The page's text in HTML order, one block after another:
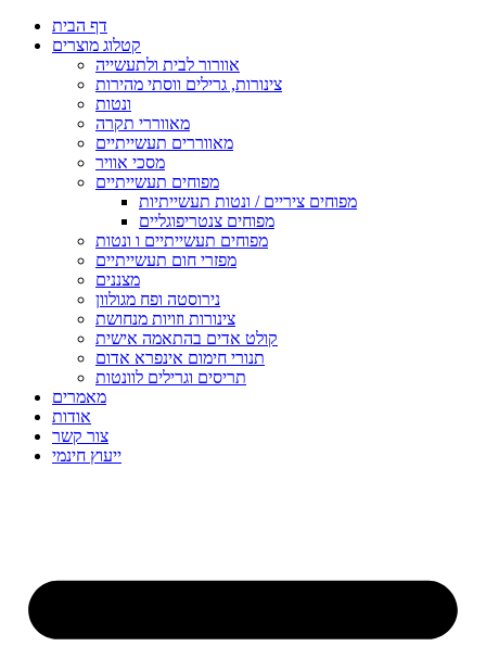
דף הבית
קטלוג מוצרים
אוורור לבית ולתעשייה
צינורות, גרילים ווסתי מהירות
ונטות
מאווררי תקרה
מאווררים תעשייתיים
מסכי אוויר
מפוחים תעשייתיים
מפוחים ציריים / ונטות תעשייתיות
מפוחים צנטריפוגליים
מפוחים תעשייתיים ו ונטות
מפזרי חום תעשייתיים
מצננים
נירוסטה ופח מגולוון
צינורות וזויות מנחושת
קולט אדים בהתאמה אישית
תנורי חימום אינפרא אדום
תריסים וגרילים לוונטות
מאמרים
אודות
צור קשר
ייעוץ חינמי